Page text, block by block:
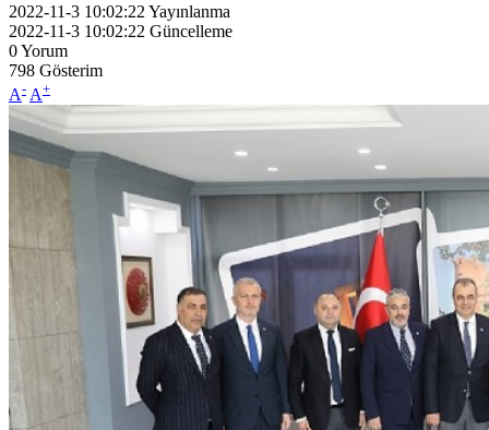
2022-11-3 10:02:22 Yayınlanma
2022-11-3 10:02:22 Güncelleme
0Yorum
798 Gösterim
A- A+